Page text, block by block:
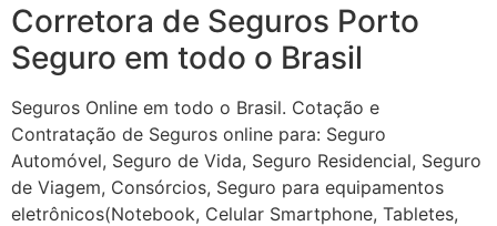
Corretora de Seguros Porto
Seguro em todo o Brasil
Seguros Online em todo o Brasil. Cotação e
Contratação de Seguros online para: Seguro
Automóvel, Seguro de Vida, Seguro Residencial, Seguro
de Viagem, Consórcios, Seguro para equipamentos
eletrônicos(Notebook, Celular Smartphone, Tabletes,